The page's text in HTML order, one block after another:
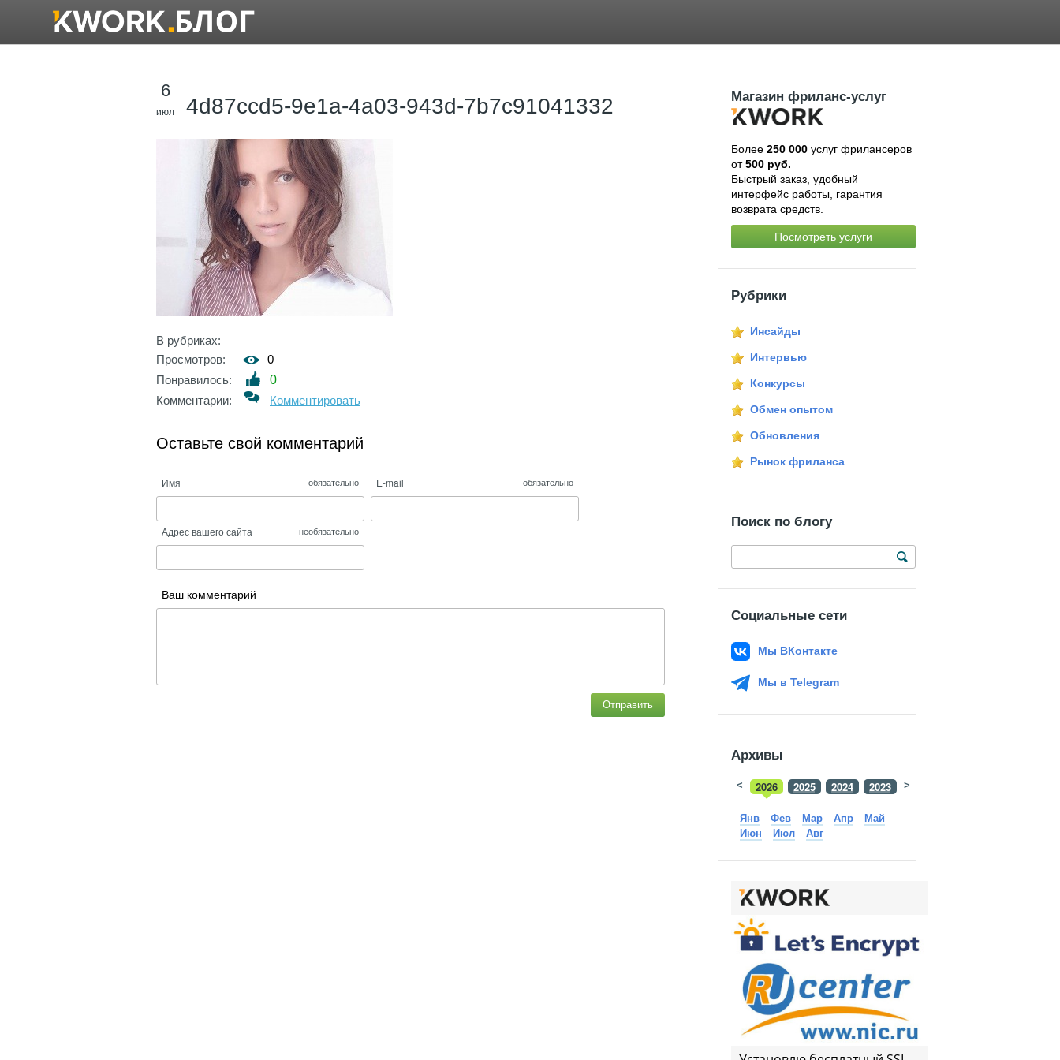
6
июл 4d87ccd5-9e1a-4a03-943d-7b7c91041332
В рубриках:
Просмотров:
0
Понравилось:
0
Комментарии:
Комментировать
Оставьте свой комментарий
Имя обязательно E-mail обязательно
Адрес вашего сайта необязательно
Ваш комментарий
Отправить
Магазин фриланс-услуг
Более 250 000услуг фрилансеров
от500 руб.
Быстрый заказ, удобный
интерфейс работы, гарантия
возврата средств.
Посмотреть услуги
Рубрики
Инсайды
Интервью
Конкурсы
Обмен опытом
Обновления
Рынок фриланса
Поиск по блогу
Социальные сети
Мы ВКонтакте
Мы в Telegram
Архивы
2026 2025 2024 2023 2022
< >
Янв Фев Мар Апр
Май
Июн
Июл Авг